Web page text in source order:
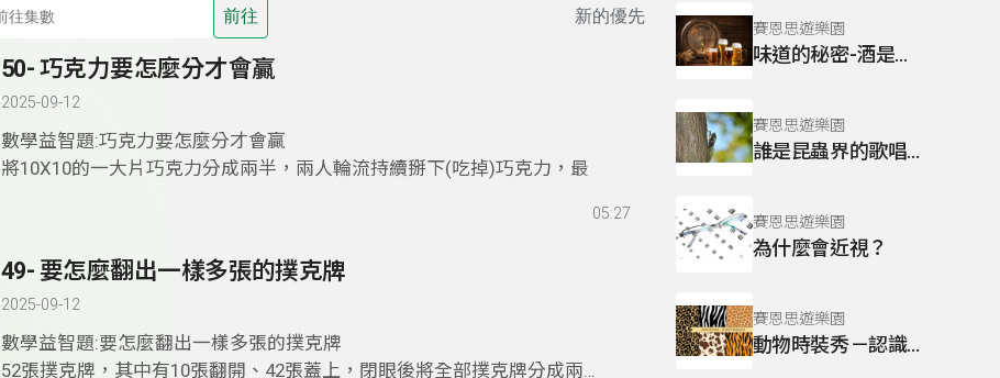
前往 新的優先
50- 巧克力要怎麼分才會贏
2025-09-12
數學益智題:巧克力要怎麼分才會贏
將10X10的一大片巧克力分成兩半，兩人輪流持續掰下(吃掉)巧克力，最
05:27
49- 要怎麼翻出一樣多張的撲克牌
2025-09-12
數學益智題:要怎麼翻出一樣多張的撲克牌
52張撲克牌，其中有10張翻開、42張蓋上，閉眼後將全部撲克牌分成兩
賽恩思遊樂園
味道的秘密-酒是怎麼來的?
賽恩思遊樂園
誰是昆蟲界的歌唱大王？
賽恩思遊樂園
為什麼會近視？
賽恩思遊樂園
動物時裝秀－認識動物身上的斑紋